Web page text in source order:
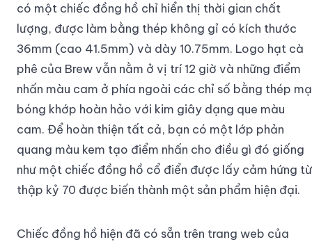
có một chiếc đồng hồ chỉ hiển thị thời gian chất
lượng, được làm bằng thép không gỉ có kích thước
36mm (cao 41.5mm) và dày 10.75mm. Logo hạt cà
phê của Brew vẫn nằm ở vị trí 12 giờ và những điểm
nhấn màu cam ở phía ngoài các chỉ số bằng thép mạ
bóng khớp hoàn hảo với kim giây dạng que màu
cam. Để hoàn thiện tất cả, bạn có một lớp phản
quang màu kem tạo điểm nhấn cho điều gì đó giống
như một chiếc đồng hồ cổ điển được lấy cảm hứng từ
thập kỷ 70 được biến thành một sản phẩm hiện đại.
Chiếc đồng hồ hiện đã có sẵn trên trang web của